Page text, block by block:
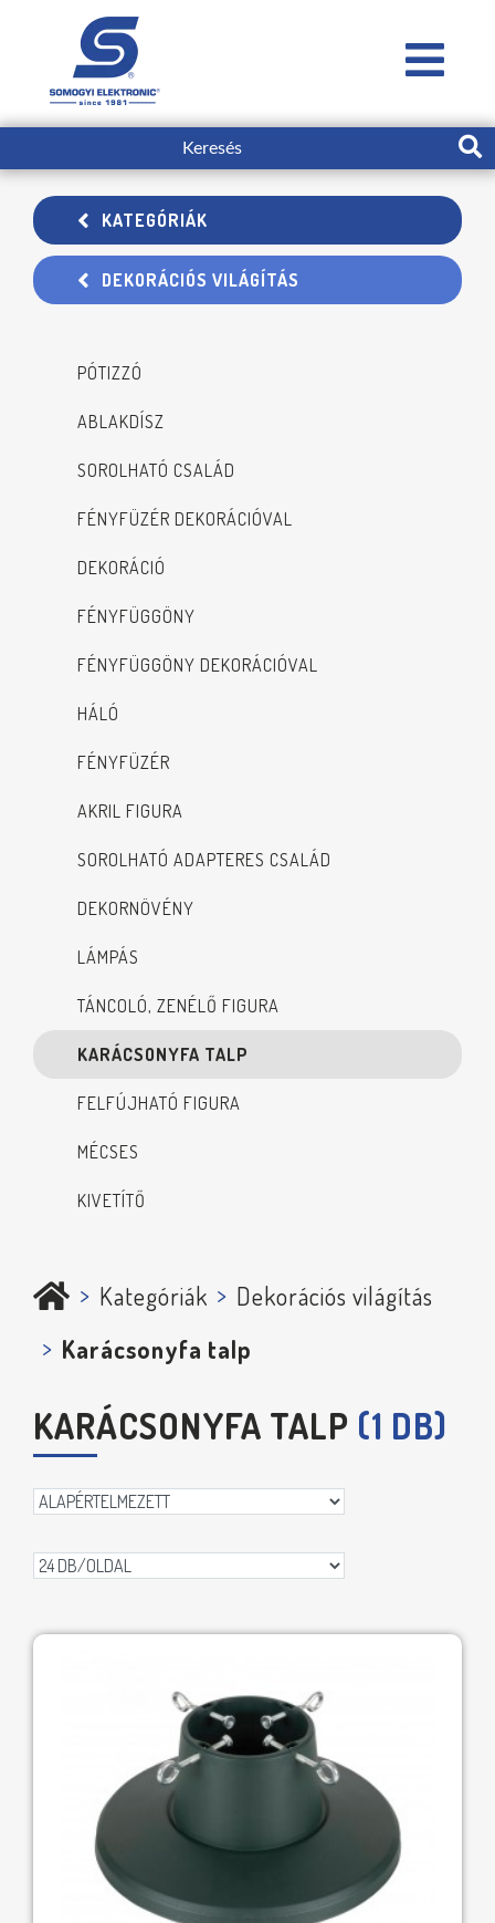
KATEGÓRIÁK
DEKORÁCIÓS VILÁGÍTÁS
PÓTIZZÓ
ABLAKDÍSZ
SOROLHATÓ CSALÁD
FÉNYFÜZÉR DEKORÁCIÓVAL
DEKORÁCIÓ
FÉNYFÜGGÖNY
FÉNYFÜGGÖNY DEKORÁCIÓVAL
HÁLÓ
FÉNYFÜZÉR
AKRIL FIGURA
SOROLHATÓ ADAPTERES CSALÁD
DEKORNÖVÉNY
LÁMPÁS
TÁNCOLÓ, ZENÉLŐ FIGURA
KARÁCSONYFA TALP
FELFÚJHATÓ FIGURA
MÉCSES
KIVETÍTŐ
Kategóriák
Dekorációs világítás
Karácsonyfa talp
KARÁCSONYFA TALP (1 DB)